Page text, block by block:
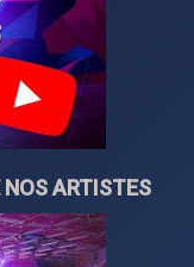
NOS ARTISTES